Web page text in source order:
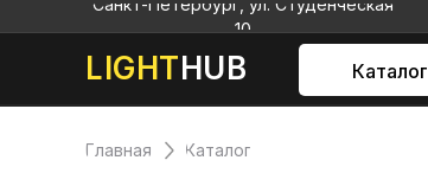
LIGHTHUB
Санкт-Петербург, ул. Студенческая
10
Каталог
Каталог
Главная